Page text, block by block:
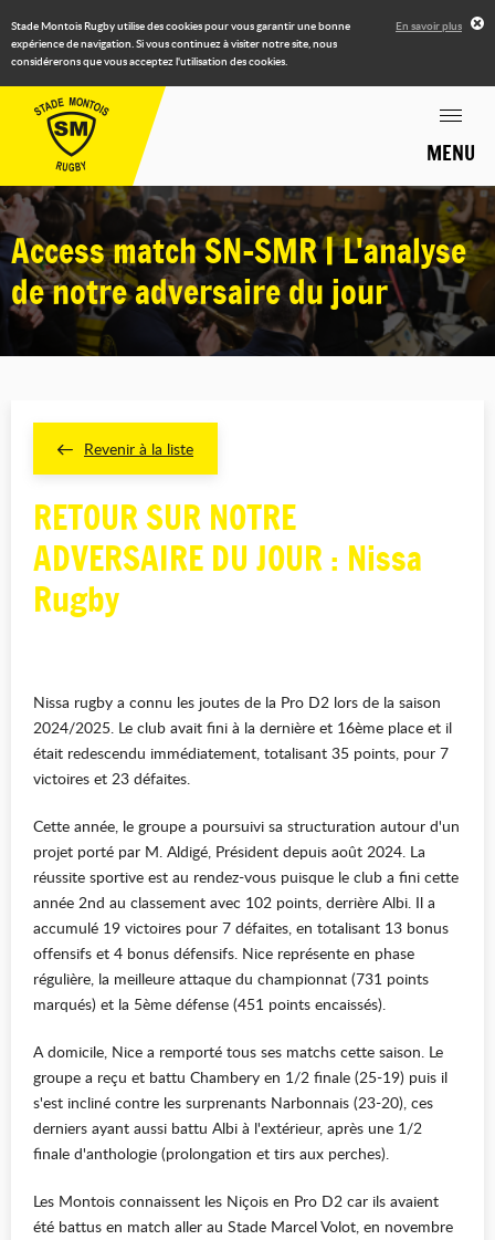
Stade Montois Rugby utilise des cookies pour vous garantir une bonne
expérience de navigation. Si vous continuez à visiter notre site, nous
considérerons que vous acceptez l'utilisation des cookies.
En savoir plus
MENU
Access match SN-SMR | L'analyse
de notre adversaire du jour
Revenir à la liste
RETOUR SUR NOTRE
ADVERSAIRE DU JOUR : Nissa
Rugby
Nissa rugby a connu les joutes de la Pro D2 lors de la saison
2024/2025. Le club avait fini à la dernière et 16ème place et il
était redescendu immédiatement, totalisant 35 points, pour 7
victoires et 23 défaites.
Cette année, le groupe a poursuivi sa structuration autour d'un
projet porté par M. Aldigé, Président depuis août 2024. La
réussite sportive est au rendez-vous puisque le club a fini cette
année 2nd au classement avec 102 points, derrière Albi. Il a
accumulé 19 victoires pour 7 défaites, en totalisant 13 bonus
offensifs et 4 bonus défensifs. Nice représente en phase
régulière, la meilleure attaque du championnat (731 points
marqués) et la 5ème défense (451 points encaissés).
A domicile, Nice a remporté tous ses matchs cette saison. Le
groupe a reçu et battu Chambery en 1/2 finale (25-19) puis il
s'est incliné contre les surprenants Narbonnais (23-20), ces
derniers ayant aussi battu Albi à l'extérieur, après une 1/2
finale d'anthologie (prolongation et tirs aux perches).
Les Montois connaissent les Niçois en Pro D2 car ils avaient
été battus en match aller au Stade Marcel Volot, en novembre